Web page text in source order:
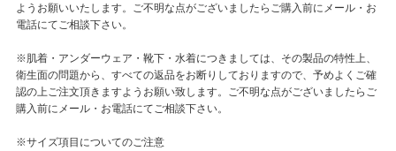
ようお願いいたします。ご不明な点がございましたらご購入前にメール・お
電話にてご相談下さい。
※肌着・アンダーウェア・靴下・水着につきましては、その製品の特性上、
衛生面の問題から、すべての返品をお断りしておりますので、予めよくご確
認の上ご注文頂きますようお願い致します。ご不明な点がございましたらご
購入前にメール・お電話にてご相談下さい。
※サイズ項目についてのご注意